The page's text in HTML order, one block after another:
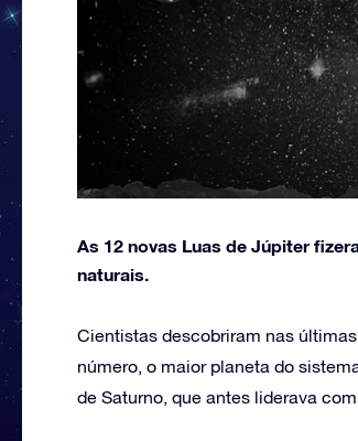
As 12 novas Luas de Júpiter
naturais.
Cientistas descobriram nas
número, o maior planeta do
de Saturno, que antes liderava